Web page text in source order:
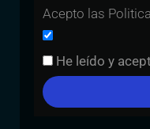
Acepto las
He leído y